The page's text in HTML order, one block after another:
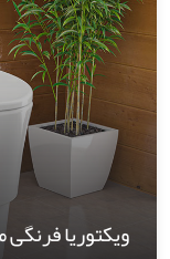
ویکتوریا فرنگی